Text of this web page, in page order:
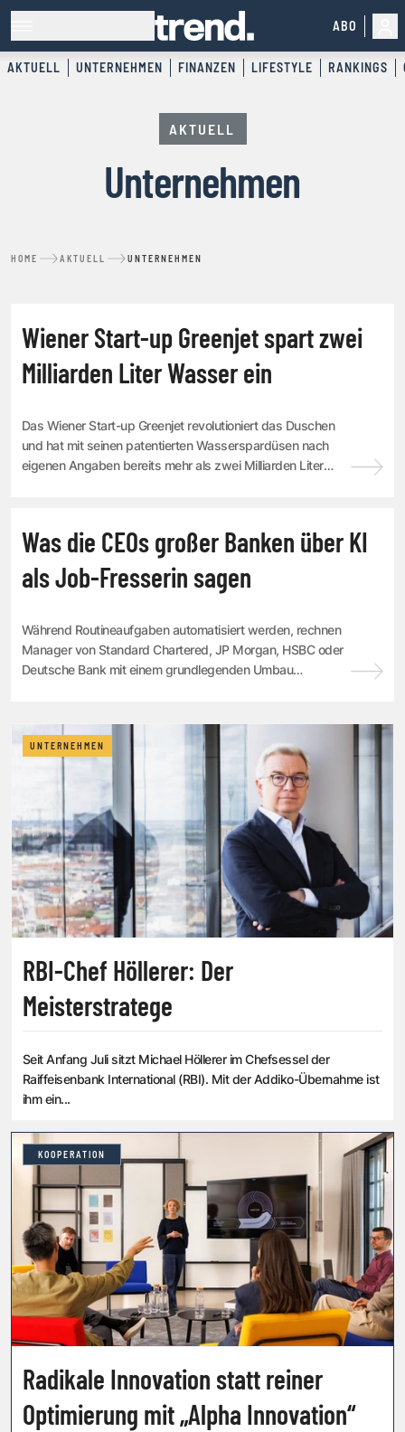
ABO
AKTUELL UNTERNEHMEN FINANZEN LIFESTYLE RANKINGS
AKTUELL
Unternehmen
HOME AKTUELL UNTERNEHMEN
UNTERNEHMEN
Wiener Start-up Greenjet spart zwei
Milliarden Liter Wasser ein
Das Wiener Start-up Greenjet revolutioniert das Duschen
und hat mit seinen patentierten Wasserspardüsen nach
eigenen Angaben bereits mehr als zwei Milliarden Liter
UNTERNEHMEN
Was die CEOs großer Banken über KI
als Job-Fresserin sagen
Während Routineaufgaben automatisiert werden, rechnen
Manager von Standard Chartered, JP Morgan, HSBC oder
Deutsche Bank mit einem grundlegenden Umbau
UNTERNEHMEN
RBI-Chef Höllerer: Der
Meisterstratege
Seit Anfang Juli sitzt Michael Höllerer im Chefsessel der
Raiffeisenbank International (RBI). Mit der Addiko-Übernahme ist
ihm ein...
KOOPERATION
Radikale Innovation statt reiner
Optimierung mit „Alpha Innovation“